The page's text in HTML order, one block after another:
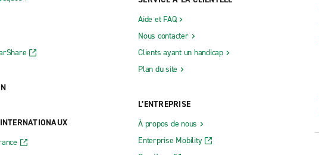
Aide et FAQ
Nous contacter
Clients ayant un handicap
Plan du site
L’ENTREPRISE
À propos de nous
Enterprise Mobility